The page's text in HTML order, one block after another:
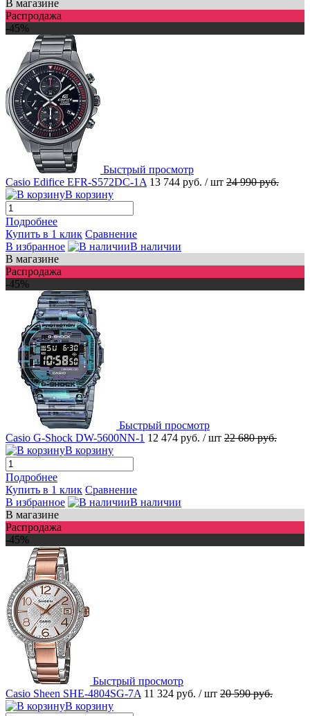
В магазине
Распродажа
-45%
Быстрый просмотр
Casio Edifice EFR-S572DC-1A 13 744 руб. / шт 24 990 руб.
В корзину
Подробнее
Купить в 1 клик Сравнение
В избранное
В наличии
В магазине
Распродажа
-45%
Быстрый просмотр
Casio G-Shock DW-5600NN-1 12 474 руб. / шт 22 680 руб.
В корзину
Подробнее
Купить в 1 клик Сравнение
В избранное
В наличии
В магазине
Распродажа
-45%
Быстрый просмотр
Casio Sheen SHE-4804SG-7A 11 324 руб. / шт 20 590 руб.
В корзину